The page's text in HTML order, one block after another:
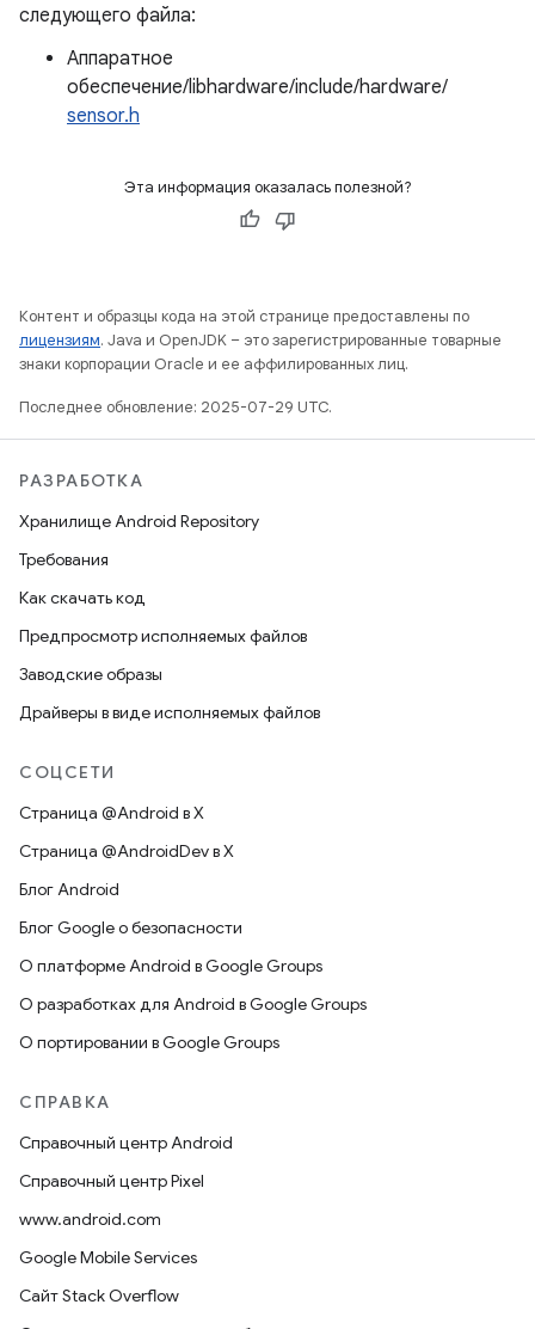
следующего файла:
Аппаратное
обеспечение/libhardware/include/hardware/
sensor.h
Эта информация оказалась полезной?
Контент и образцы кода на этой странице предоставлены по
лицензиям. Java и OpenJDK – это зарегистрированные товарные
знаки корпорации Oracle и ее аффилированных лиц.
Последнее обновление: 2025-07-29 UTC.
РАЗРАБОТКА
Хранилище Android Repository
Требования
Как скачать код
Предпросмотр исполняемых файлов
Заводские образы
Драйверы в виде исполняемых файлов
СОЦСЕТИ
Страница @Android в X
Страница @AndroidDev в X
Блог Android
Блог Google о безопасности
О платформе Android в Google Groups
О разработках для Android в Google Groups
О портировании в Google Groups
СПРАВКА
Справочный центр Android
Справочный центр Pixel
www.android.com
Google Mobile Services
Сайт Stack Overflow